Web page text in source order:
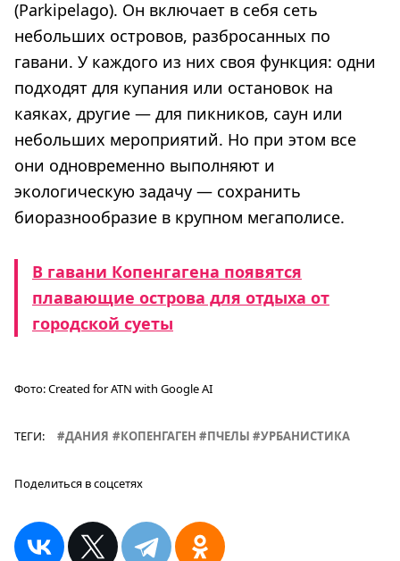
(Parkipelago). Он включает в себя сеть
небольших островов, разбросанных по
гавани. У каждого из них своя функция: одни
подходят для купания или остановок на
каяках, другие — для пикников, саун или
небольших мероприятий. Но при этом все
они одновременно выполняют и
экологическую задачу — сохранить
биоразнообразие в крупном мегаполисе.
В гавани Копенгагена появятся
плавающие острова для отдыха от
городской суеты
Фото:Created for ATN with Google AI
ТЕГИ: ДАНИЯ КОПЕНГАГЕН ПЧЕЛЫ УРБАНИСТИКА
Поделиться в соцсетях